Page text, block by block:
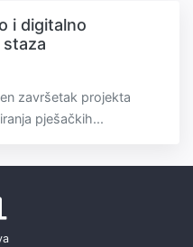
i digitalno
završetak projekta
pješačkih...